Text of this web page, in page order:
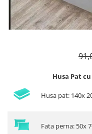
elastic
Husa Pat
Husa pat: 140x
Fata perna: 50x